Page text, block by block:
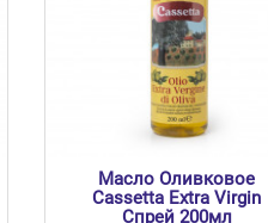
Масло Оливковое
Cassetta Extra Virgin
Спрей 200мл